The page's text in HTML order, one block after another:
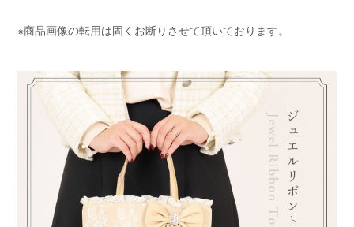
※商品画像の転用は固くお断りさせて頂いております。